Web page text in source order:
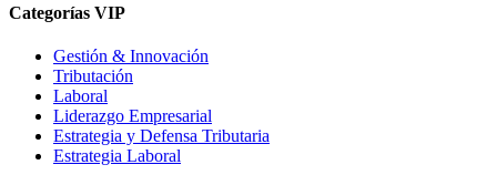
Categorías VIP
Gestión & Innovación
Tributación
Laboral
Liderazgo Empresarial
Estrategia y Defensa Tributaria
Estrategia Laboral